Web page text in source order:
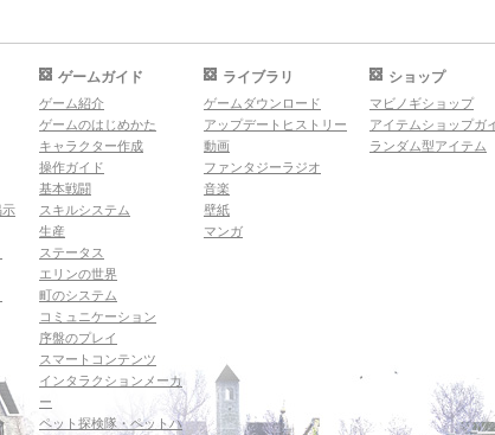
示
ゲームガイド
ゲーム紹介
ゲームのはじめかた
キャラクター作成
操作ガイド
基本戦闘
スキルシステム
生産
ステータス
エリンの世界
町のシステム
コミュニケーション
序盤のプレイ
スマートコンテンツ
インタラクションメーカ
ー
ペット探検隊・ペットハ
ライブラリ
ゲームダウンロード
アップデートヒストリー
動画
ファンタジーラジオ
音楽
壁紙
マンガ
ショップ
マビノギショップ
アイテムショップガ
ランダム型アイテム